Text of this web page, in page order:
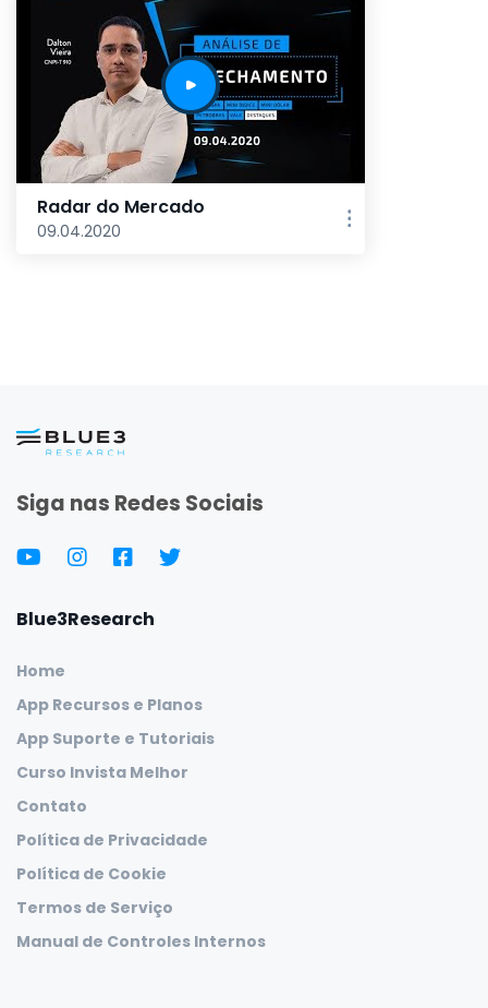
Radar do Mercado
09.04.2020
Siga nas Redes Sociais
Blue3Research
Home
App Recursos e Planos
App Suporte e Tutoriais
Curso Invista Melhor
Contato
Política de Privacidade
Política de Cookie
Termos de Serviço
Manual de Controles Internos